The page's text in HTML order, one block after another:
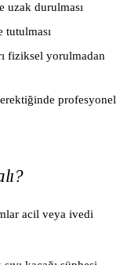
durulması
fiziksel yorulmadan
profesyonel
acil veya ivedi